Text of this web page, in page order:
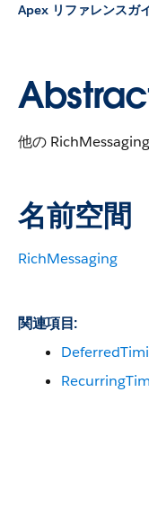
Apex リファレンスガ
他の
名前空間
RichMessaging
関連項目: